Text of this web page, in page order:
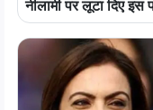
नीलामी पर लूटा दिए इस